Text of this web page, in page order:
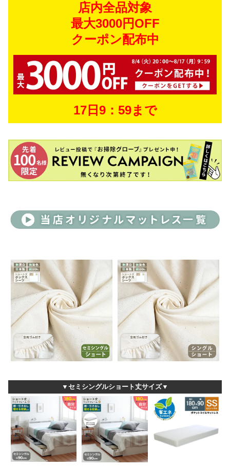
店内全品対象
最大3000円OFF
クーポン配布中
17日9：59まで
▼セミシングルショート丈サイズ▼